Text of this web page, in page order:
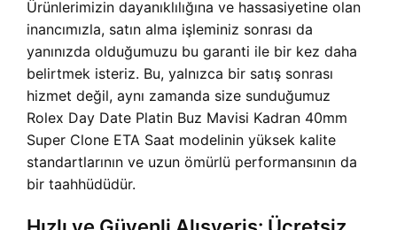
Ürünlerimizin dayanıklılığına ve hassasiyetine olan
inancımızla, satın alma işleminiz sonrası da
yanınızda olduğumuzu bu garanti ile bir kez daha
belirtmek isteriz. Bu, yalnızca bir satış sonrası
hizmet değil, aynı zamanda size sunduğumuz
Rolex Day Date Platin Buz Mavisi Kadran 40mm
Super Clone ETA Saat modelinin yüksek kalite
standartlarının ve uzun ömürlü performansının da
bir taahhüdüdür.